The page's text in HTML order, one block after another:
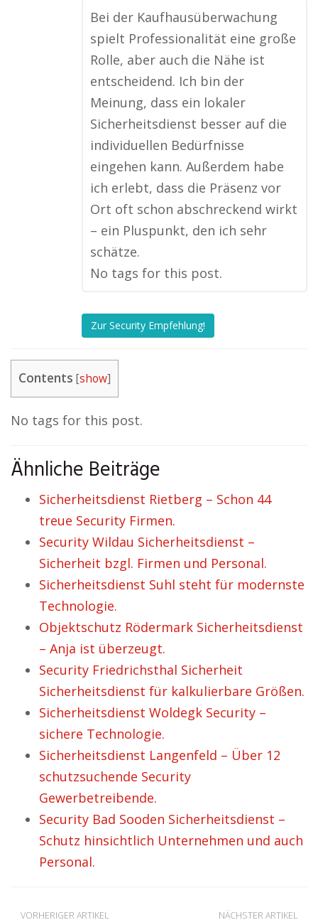
Bei der Kaufhausüberwachung
spielt Professionalität eine große
Rolle, aber auch die Nähe ist
entscheidend. Ich bin der
Meinung, dass ein lokaler
Sicherheitsdienst besser auf die
individuellen Bedürfnisse
eingehen kann. Außerdem habe
ich erlebt, dass die Präsenz vor
Ort oft schon abschreckend wirkt
– ein Pluspunkt, den ich sehr
schätze.
No tags for this post.
Zur Security Empfehlung!
Contents [show]
No tags for this post.
Ähnliche Beiträge
Sicherheitsdienst Rietberg – Schon 44
treue Security Firmen.
Security Wildau Sicherheitsdienst –
Sicherheit bzgl. Firmen und Personal.
Sicherheitsdienst Suhl steht für modernste
Technologie.
Objektschutz Rödermark Sicherheitsdienst
– Anja ist überzeugt.
Security Friedrichsthal Sicherheit
Sicherheitsdienst für kalkulierbare Größen.
Sicherheitsdienst Woldegk Security –
sichere Technologie.
Sicherheitsdienst Langenfeld – Über 12
schutzsuchende Security
Gewerbetreibende.
Security Bad Sooden Sicherheitsdienst –
Schutz hinsichtlich Unternehmen und auch
Personal.
VORHERIGER ARTIKEL NÄCHSTER ARTIKEL